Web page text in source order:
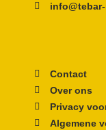
Contact
Over ons
Privacy
Algemene